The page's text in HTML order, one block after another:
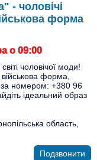
- чоловічі
форма
о 09:00
чоловічої моди!
форма,
за номером: +380 96
ідеальний образ
область,
Подзвонити